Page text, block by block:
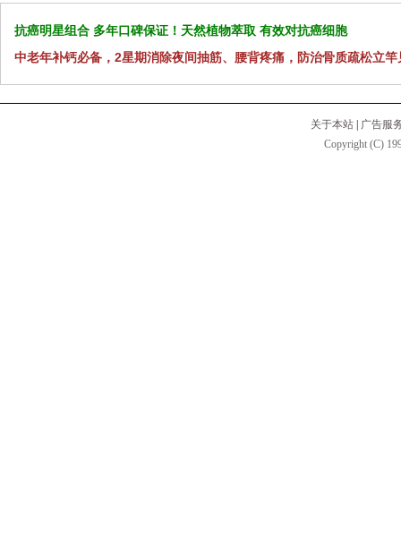
抗癌明星组合 多年口碑保证！天然植物萃取 有效对抗癌细胞
中老年补钙必备，2星期消除夜间抽筋、腰背疼痛，防治骨质疏松立竿
关于本站
广告服
Copyright (C)